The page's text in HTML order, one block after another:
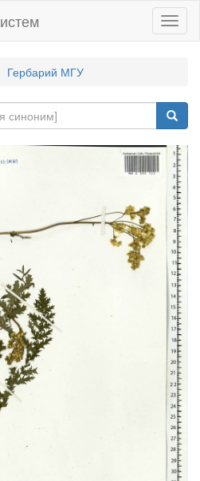
Гербарий МГУ